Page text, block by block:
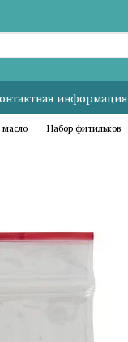
информация
Набор фитильков